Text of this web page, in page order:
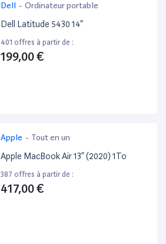
Dell - Ordinateur portable
Dell Latitude 5430 14”
401 offres à partir de :
199,00 €
Apple - Tout en un
Apple MacBook Air 13” (2020) 1To
387 offres à partir de :
417,00 €